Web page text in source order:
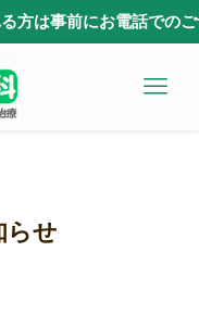
は事前にお電話でのご
らせ